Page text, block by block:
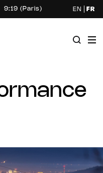
9:19 (Paris) EN FR